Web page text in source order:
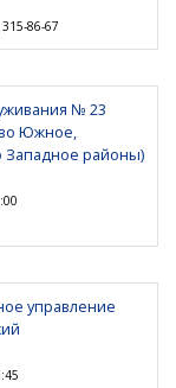
86-67
№ 23
Южное,
районы)
управление